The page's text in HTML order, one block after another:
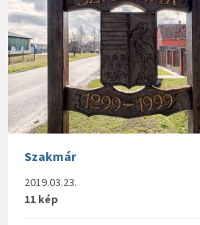
Szakmár
2019.03.23.
11 kép